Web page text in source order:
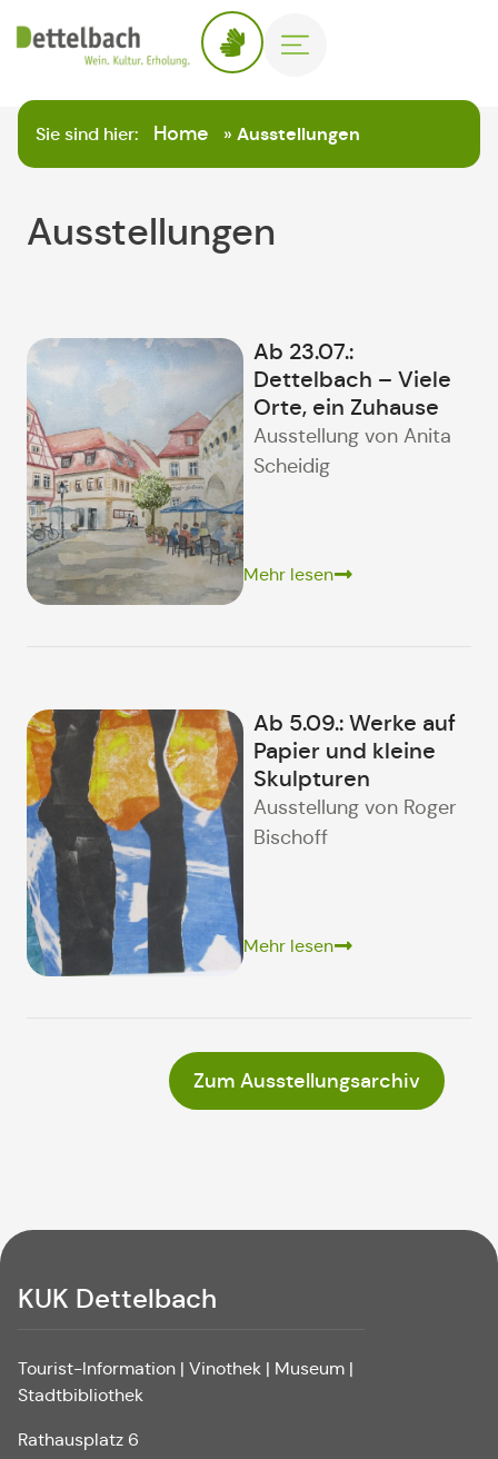
Sie sind hier: Home » Ausstellungen
Ausstellungen
Ab 23.07.:
Dettelbach – Viele
Orte, ein Zuhause
Ausstellung von Anita
Scheidig
Mehr lesen
Ab 5.09.: Werke auf
Papier und kleine
Skulpturen
Ausstellung von Roger
Bischoff
Mehr lesen
Zum Ausstellungsarchiv
KUK Dettelbach
Tourist-Information | Vinothek | Museum |
Stadtbibliothek
Rathausplatz 6